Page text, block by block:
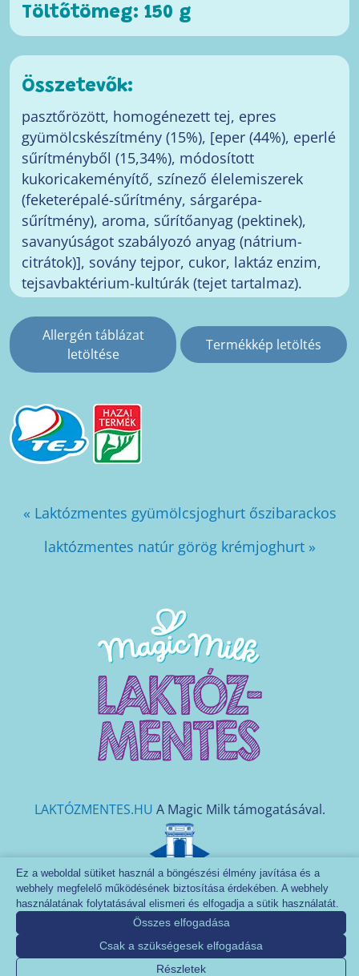
Töltőtömeg: 150 g
Összetevők:
pasztőrözött, homogénezett tej, epres
gyümölcskészítmény (15%), [eper (44%), eperlé
sűrítményből (15,34%), módosított
kukoricakeményítő, színező élelemiszerek
(feketerépalé-sűrítmény, sárgarépa-
sűrítmény), aroma, sűrítőanyag (pektinek),
savanyúságot szabályozó anyag (nátrium-
citrátok)], sovány tejpor, cukor, laktáz enzim,
tejsavbaktérium-kultúrák (tejet tartalmaz).
Allergén táblázat
letöltése
Termékkép letöltés
« Laktózmentes gyümölcsjoghurt őszibarackos
laktózmentes natúr görög krémjoghurt »
LAKTÓZMENTES.HU A Magic Milk támogatásával.
Naszálytej Tejfeldolgozó és Kereskedelmi Zrt. - Minden
jog fenntartva. 2026
2600 Vác, Deákvári fasor 10. |naszalytej@naszalytej.hu
|www.naszalytej.hu |
Adatkezelési szabályzat
Ez a weboldal sütiket használ a böngészési élmény javítása és a
webhely megfelelő működésének biztosítása érdekében. A webhely
használatának folytatásával elismeri és elfogadja a sütik használatát.
Összes elfogadása
Csak a szükségesek elfogadása
Részletek